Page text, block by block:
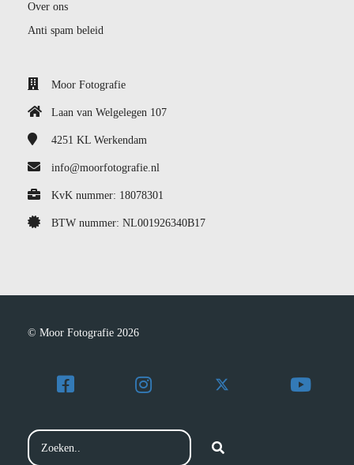
Over ons
Anti spam beleid
Moor Fotografie
Laan van Welgelegen 107
4251 KL Werkendam
info@moorfotografie.nl
KvK nummer: 18078301
BTW nummer: NL001926340B17
© Moor Fotografie 2026